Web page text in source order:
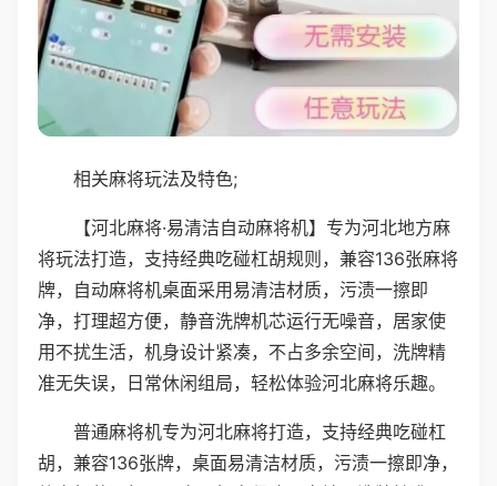
相关麻将玩法及特色;
【河北麻将·易清洁自动麻将机】专为河北地方麻
将玩法打造，支持经典吃碰杠胡规则，兼容136张麻将
牌，自动麻将机桌面采用易清洁材质，污渍一擦即
净，打理超方便，静音洗牌机芯运行无噪音，居家使
用不扰生活，机身设计紧凑，不占多余空间，洗牌精
准无失误，日常休闲组局，轻松体验河北麻将乐趣。
普通麻将机专为河北麻将打造，支持经典吃碰杠
胡，兼容136张牌，桌面易清洁材质，污渍一擦即净，